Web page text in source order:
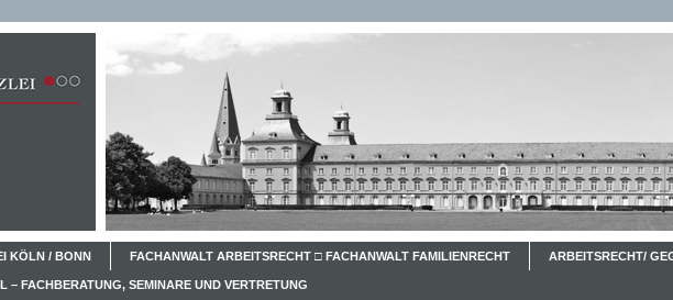
KÖLN / BONN FACHANWALT ARBEITSRECHT □ FACHANWALT FAMILIENRECHT ARBEITSRECHT/
– FACHBERATUNG, SEMINARE UND VERTRETUNG